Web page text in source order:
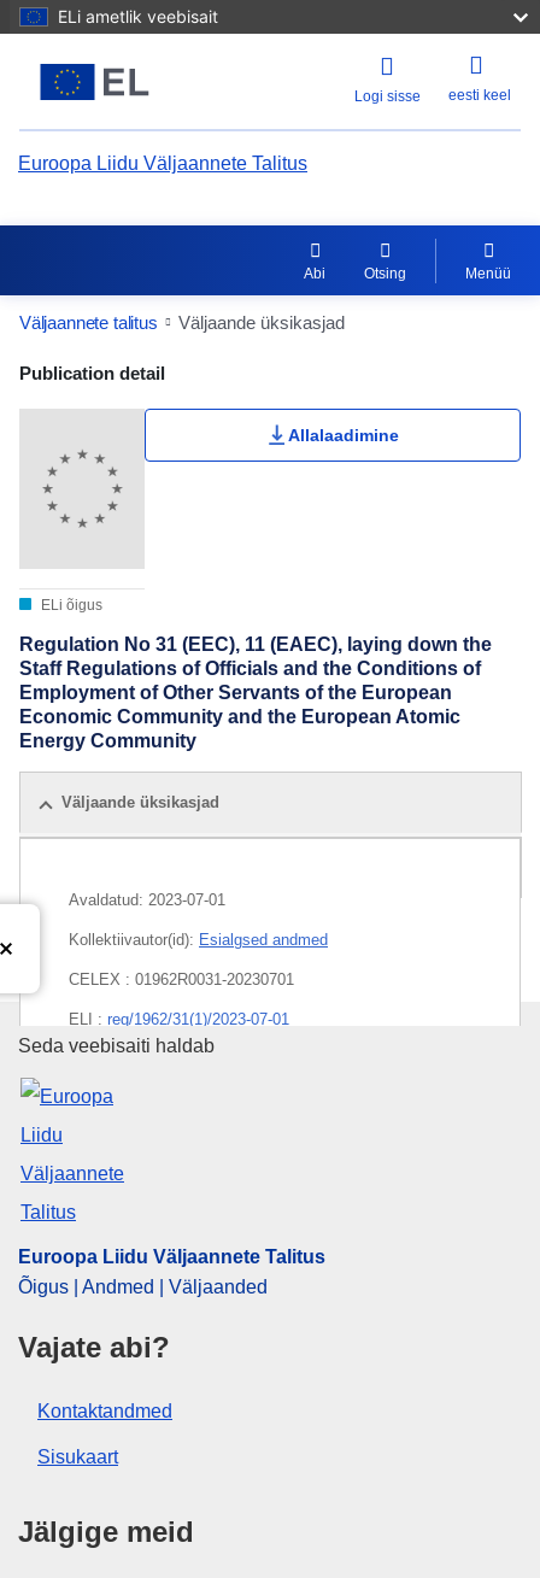
ELi ametlik veebisait
Logi sisse eesti keel
Euroopa Liidu Väljaannete Talitus
Abi Otsing Menüü
Väljaannete talitus Väljaande üksikasjad
Publication Detail Actions Portlet
Publication detail
ELi õigus
Allalaadimine
Regulation No 31 (EEC), 11 (EAEC), laying down the
Staff Regulations of Officials and the Conditions of
Employment of Other Servants of the European
Economic Community and the European Atomic
Energy Community
Väljaande üksikasjad
Avaldatud: 2023-07-01
Kollektiivautor(id): Esialgsed andmed
CELEX : 01962R0031-20230701
ELI : reg/1962/31(1)/2023-07-01
EDITION : 89326064-4b7c-11eb-b59f-01aa75ed71a1
EDITION : 174dc069-c4ff-11ee-95d9-01aa75ed71a1
EDITION : e7849d01-2642-11f0-8a44-01aa75ed71a1
EDITION : a2ffe902-e5ca-11f0-8d3c-01aa75ed71a1
Euroopa Liidu Väljaannete
Seda veebisaiti haldab
Euroopa Liidu Väljaannete Talitus
Õigus | Andmed | Väljaanded
Vajate abi?
Kontaktandmed
Sisukaart
Jälgige meid